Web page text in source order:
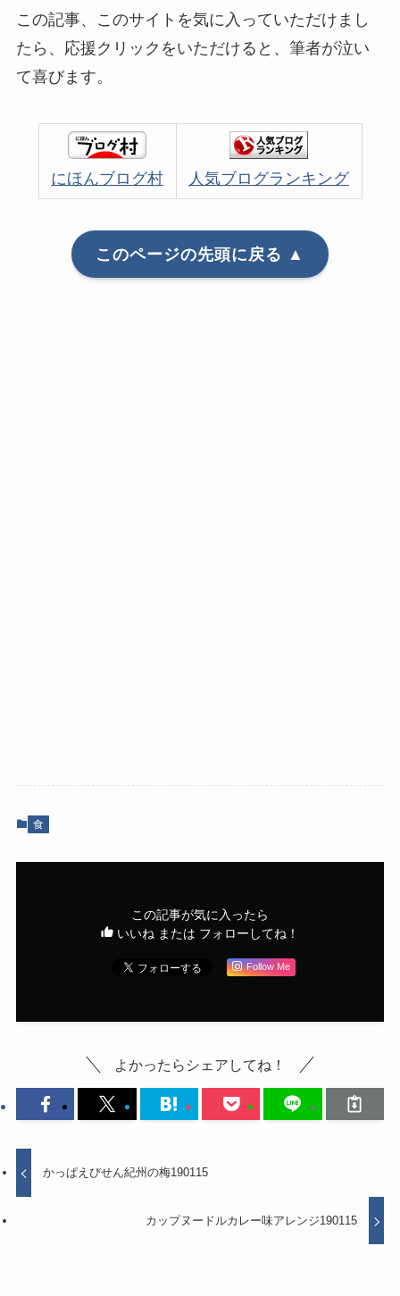
この記事、このサイトを気に入っていただけまし
たら、応援クリックをいただけると、筆者が泣い
て喜びます。
にほんブログ村 人気ブログランキング
このページの先頭に戻る ▲
食
この記事が気に入ったら
いいね または フォローしてね！
Follow Me
よかったらシェアしてね！
かっぱえびせん紀州の梅190115
カップヌードルカレー味アレンジ190115